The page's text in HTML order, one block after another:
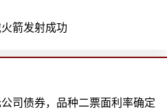
箭发射成功
司债券，品种二票面利率确定